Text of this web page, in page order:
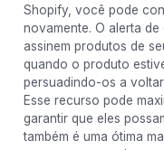
Shopify, você pode
novamente. O alerta
assinem produtos de
quando o produto
persuadindo-os a
Esse recurso pode
garantir que eles
também é uma ótima